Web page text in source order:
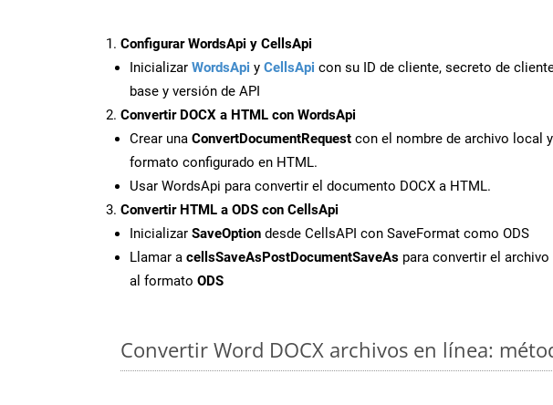
Configurar WordsApi y CellsApi
Inicializar WordsApi y CellsApi con su ID de cliente, secreto de
base y versión de API
Convertir DOCX a HTML con WordsApi
Crear una ConvertDocumentRequest con el nombre de archivo local y
formato configurado en HTML.
Usar WordsApi para convertir el documento DOCX a HTML.
Convertir HTML a ODS con CellsApi
Inicializar SaveOption desde CellsAPI con SaveFormat como ODS
Llamar a cellsSaveAsPostDocumentSaveAs para convertir el archivo
al formato ODS
Convertir Word DOCX archivos en línea: